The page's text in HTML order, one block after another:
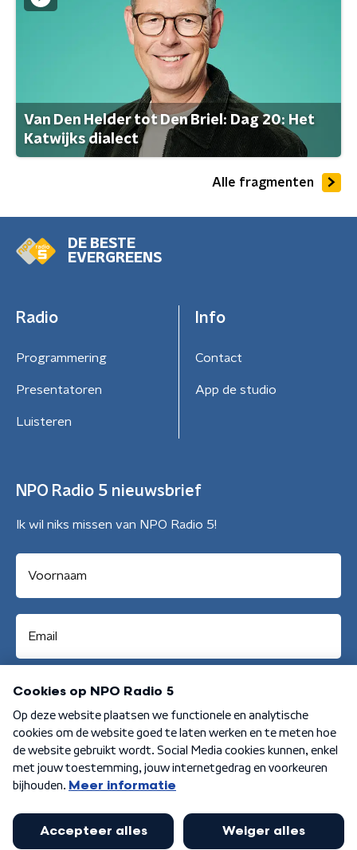
Van Den Helder tot Den Briel: Dag 20: Het
Katwijks dialect
Alle fragmenten
DE BESTE
EVERGREENS
Radio
Programmering
Presentatoren
Luisteren
Info
Contact
App de studio
NPO Radio 5 nieuwsbrief
Ik wil niks missen van NPO Radio 5!
Aanmelden
Algemene voorwaarden Privacybeleid